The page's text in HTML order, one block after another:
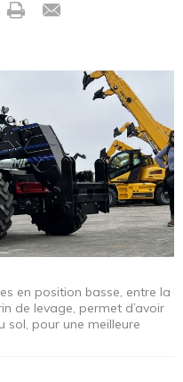
en position basse, entre la
de levage, permet d’avoir
sol, pour une meilleure